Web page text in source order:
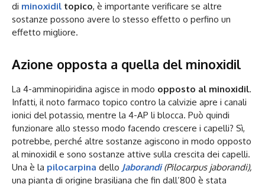
di minoxidil topico, è importante verificare se altre
sostanze possono avere lo stesso effetto o perfino un
effetto migliore.
Azione opposta a quella del minoxidil
La 4-amminopiridina agisce in modo opposto al minoxidil.
Infatti, il noto farmaco topico contro la calvizie apre i canali
ionici del potassio, mentre la 4-AP li blocca. Può quindi
funzionare allo stesso modo facendo crescere i capelli? Sì,
potrebbe, perché altre sostanze agiscono in modo opposto
al minoxidil e sono sostanze attive sulla crescita dei capelli.
Una è la pilocarpina dello Jaborandi(Pilocarpus jaborandi),
una pianta di origine brasiliana che fin dall’800 è stata